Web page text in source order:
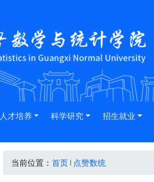
人才培养 科学研究 招生就业
当前位置： 首页 点赞数统